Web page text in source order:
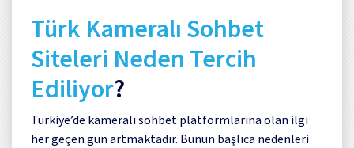
Türk Kameralı Sohbet
Siteleri Neden Tercih
Ediliyor?
Türkiye’de kameralı sohbet platformlarına olan ilgi
her geçen gün artmaktadır. Bunun başlıca nedenleri